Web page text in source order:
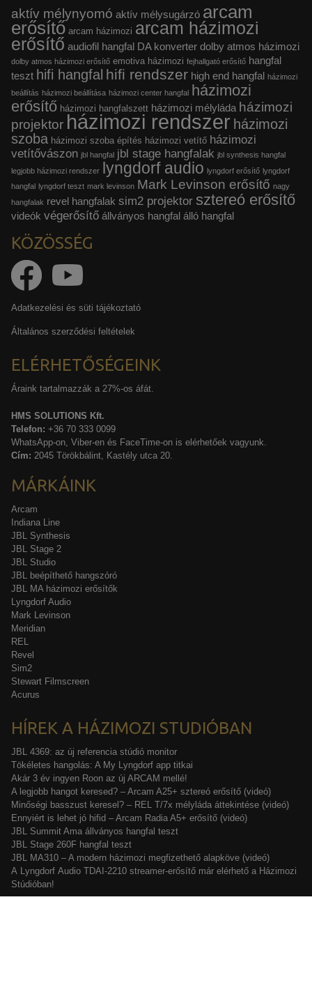
aktív mélynyomó aktív mélysugárzó arcam
erősítő arcam házimozi arcam házimozi
erősítő audiofil hangfal DA konverter dolby atmos házimozi
dolby atmos házimozi erősítő emotiva házimozi fejhallgató erősítő hangfal
teszt hifi hangfal hifi rendszer high end hangfal házimozi
beállítás házimozi beállítása házimozi center hangfal házimozi
erősítő házimozi hangfalszett házimozi mélyláda házimozi
projektor házimozi rendszer házimozi
szoba házimozi szoba építés házimozi vetítő házimozi
vetítővászon jbl hangfal jbl stage hangfalak jbl synthesis hangfal
legjobb házimozi rendszer lyngdorf audio lyngdorf erősítő lyngdorf
hangfal lyngdorf teszt mark levinson Mark Levinson erősítő nagy
hangfalak revel hangfalak sim2 projektor sztereó erősítő
videók végerősítő állványos hangfal álló hangfal
KÖZÖSSÉG
Adatkezelési és süti tájékoztató
Általános szerződési feltételek
ELÉRHETŐSÉGEINK
Áraink tartalmazzák a 27%-os áfát.
HMS SOLUTIONS Kft.
Telefon: +36 70 333 0099
WhatsApp-on, Viber-en és FaceTime-on is elérhetőek vagyunk.
Cím: 2045 Törökbálint, Kastély utca 20.
MÁRKÁINK
Arcam
Indiana Line
JBL Synthesis
JBL Stage 2
JBL Studio
JBL beépíthető hangszóró
JBL MA házimozi erősítők
Lyngdorf Audio
Mark Levinson
Meridian
REL
Revel
Sim2
Stewart Filmscreen
Acurus
HÍREK A HÁZIMOZI STUDIÓBAN
JBL 4369: az új referencia stúdió monitor
Tökéletes hangolás: A My Lyngdorf app titkai
Akár 3 év ingyen Roon az új ARCAM mellé!
A legjobb hangot keresed? – Arcam A25+ sztereó erősítő (videó)
Minőségi basszust keresel? – REL T/7x mélyláda áttekintése (videó)
Ennyiért is lehet jó hifid – Arcam Radia A5+ erősítő (videó)
JBL Summit Ama állványos hangfal teszt
JBL Stage 260F hangfal teszt
JBL MA310 – A modern házimozi megfizethető alapköve (videó)
A Lyngdorf Audio TDAI-2210 streamer-erősítő már elérhető a Házimozi
Stúdióban!